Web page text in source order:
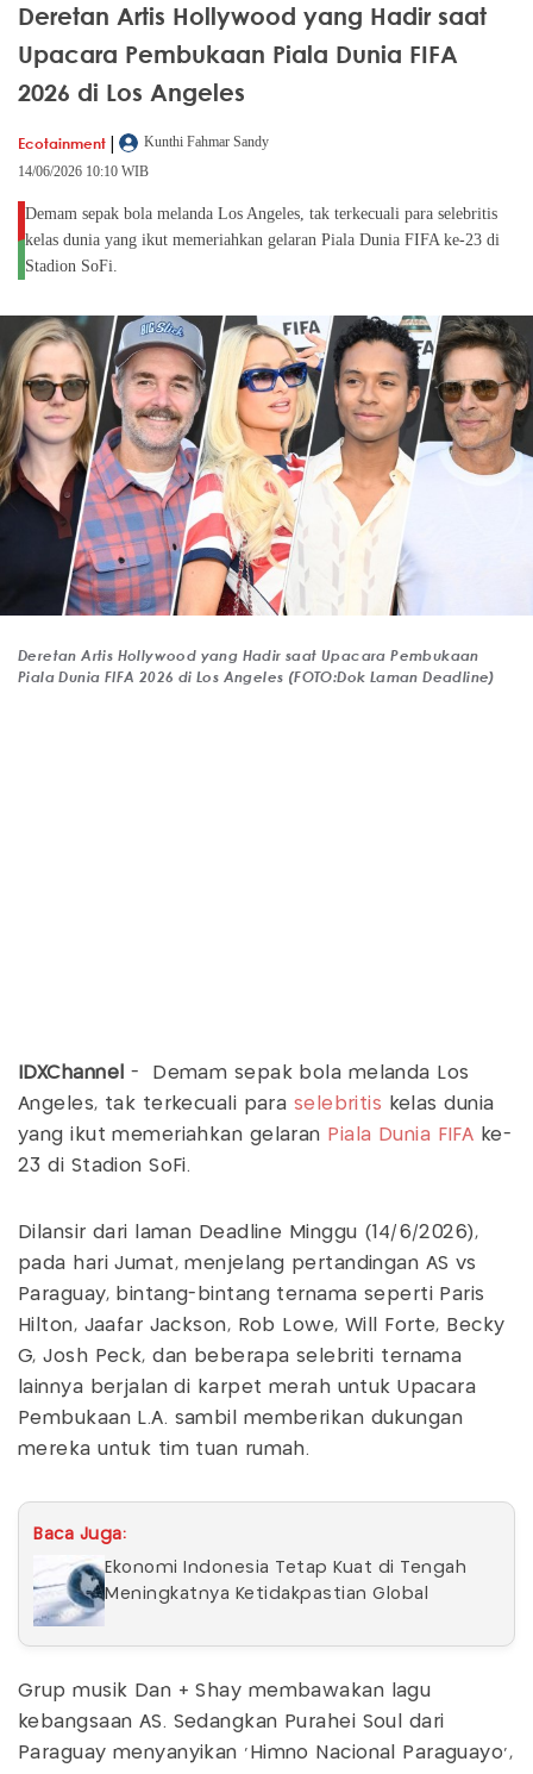
Deretan Artis Hollywood yang Hadir saat
Upacara Pembukaan Piala Dunia FIFA
2026 di Los Angeles
Ecotainment |
Kunthi Fahmar Sandy
14/06/2026 10:10 WIB
Demam sepak bola melanda Los Angeles, tak terkecuali para selebritis
kelas dunia yang ikut memeriahkan gelaran Piala Dunia FIFA ke-23 di
Stadion SoFi.
Deretan Artis Hollywood yang Hadir saat Upacara Pembukaan
Piala Dunia FIFA 2026 di Los Angeles (FOTO:Dok Laman Deadline)
IDXChannel
- Demam sepak bola melanda Los
Angeles, tak terkecuali para selebritis kelas dunia
yang ikut memeriahkan gelaran Piala Dunia FIFA ke-
23 di Stadion SoFi.
Dilansir dari laman Deadline Minggu (14/6/2026),
pada hari Jumat, menjelang pertandingan AS vs
Paraguay, bintang-bintang ternama seperti Paris
Hilton, Jaafar Jackson, Rob Lowe, Will Forte, Becky
G, Josh Peck, dan beberapa selebriti ternama
lainnya berjalan di karpet merah untuk Upacara
Pembukaan L.A. sambil memberikan dukungan
mereka untuk tim tuan rumah.
Baca Juga:
Ekonomi Indonesia Tetap Kuat di Tengah
Meningkatnya Ketidakpastian Global
Grup musik Dan + Shay membawakan lagu
kebangsaan AS. Sedangkan Purahei Soul dari
Paraguay menyanyikan 'Himno Nacional Paraguayo',